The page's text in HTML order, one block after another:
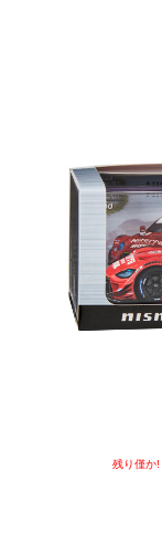
残り僅か!